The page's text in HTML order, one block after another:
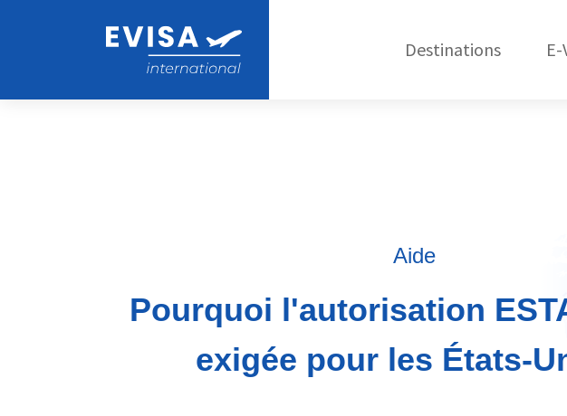
Destinations
Asie
Afrique
Océanie
E-
Aide
Pourquoi l'autorisation
exigée pour les États-